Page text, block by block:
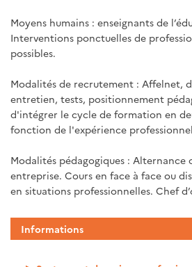
Moyens humains : enseignants de
Interventions ponctuelles de
possibles.
Modalités de recrutement : Affelnet,
entretien, tests, positionnement
d'intégrer le cycle de formation en
fonction de l'expérience
Modalités pédagogiques :
entreprise. Cours en face à face ou
en situations professionnelles. Chef
Informations